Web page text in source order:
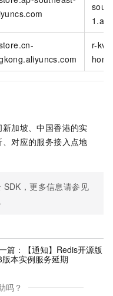
r-
加坡、中国香港的实
对应的服务接入点地
SDK，更多信息请参见
篇：
【通知】Redis开源版
本实例服务延期
吗？